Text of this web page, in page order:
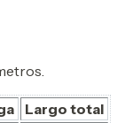
Largo total